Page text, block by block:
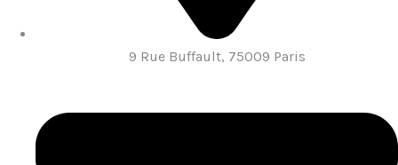
9 Rue Buffault, 75009 Paris